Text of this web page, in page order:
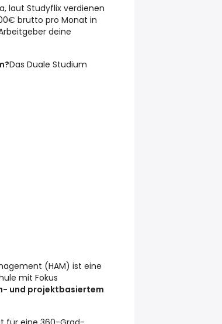
laut Studyflix verdienen
brutto pro Monat in
deine
Das Duale Studium
(HAM) ist eine
mit Fokus
und projektbasiertem